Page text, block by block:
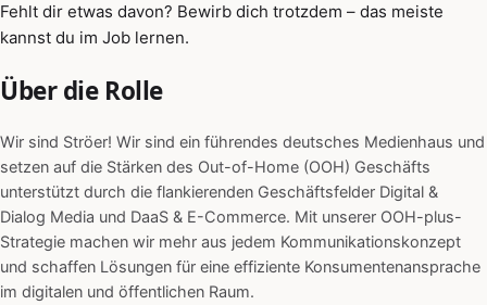
Fehlt dir etwas davon? Bewirb dich trotzdem – das meiste
kannst du im Job lernen.
Über die Rolle
Wir sind Ströer! Wir sind ein führendes deutsches Medienhaus und
setzen auf die Stärken des Out-of-Home (OOH) Geschäfts
unterstützt durch die flankierenden Geschäftsfelder Digital &
Dialog Media und DaaS & E-Commerce. Mit unserer OOH-plus-
Strategie machen wir mehr aus jedem Kommunikationskonzept
und schaffen Lösungen für eine effiziente Konsumentenansprache
im digitalen und öffentlichen Raum.